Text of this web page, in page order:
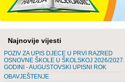
Najnovije vijesti
POZIV ZA UPIS DJECE U PRVI RAZRED
OSNOVNE ŠKOLE U ŠKOLSKOJ 2026/2027.
GODINI - AUGUSTOVSKI UPISNI ROK
OBAVJEŠTENJE